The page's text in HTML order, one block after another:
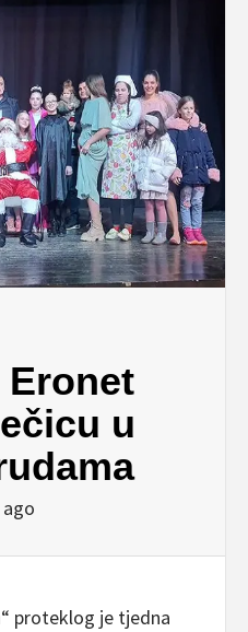
Eronet
u
proteklog je tjedna